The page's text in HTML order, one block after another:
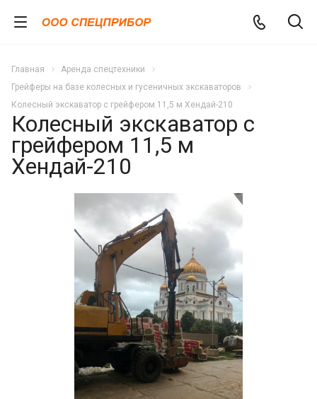
Главная
Аренда спецтехники
Грейферы на базе колесных и гусеничных экскаваторов
Колесный экскаватор с грейфером 11,5 м Хендай-210
Колесный экскаватор с
грейфером 11,5 м
Хендай-210